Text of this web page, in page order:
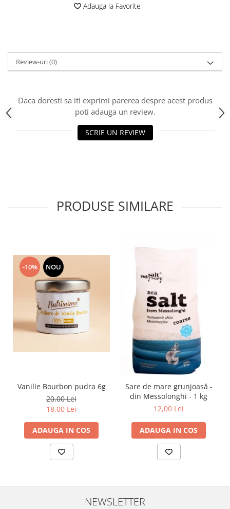
Adauga la Favorite
Review-uri(0)
Daca doresti sa iti exprimi parerea despre acest produs
poti adauga un review.
SCRIE UN REVIEW
PRODUSE SIMILARE
-10% NOU
Vanilie Bourbon pudra 6g
20,00 Lei
18,00 Lei
ADAUGA IN COS
Sare de mare grunjoasă -
din Messolonghi - 1 kg
12,00 Lei
ADAUGA IN COS
NEWSLETTER